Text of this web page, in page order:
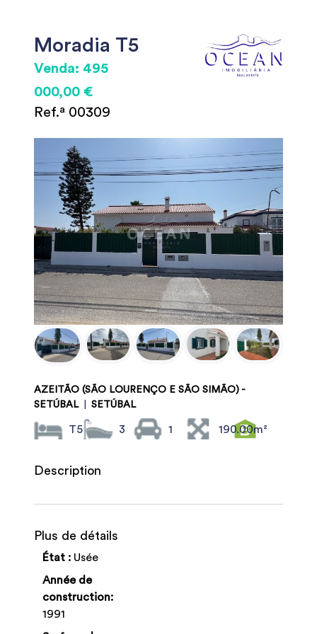
Moradia T5
Venda: 495
000,00 €
Ref.ª 00309
AZEITÃO (SÃO LOURENÇO E SÃO SIMÃO) -
SETÚBAL
SETÚBAL
T5 3 1 190.00m²
Description
Plus de détails
État : Usée
Année de
construction:
1991